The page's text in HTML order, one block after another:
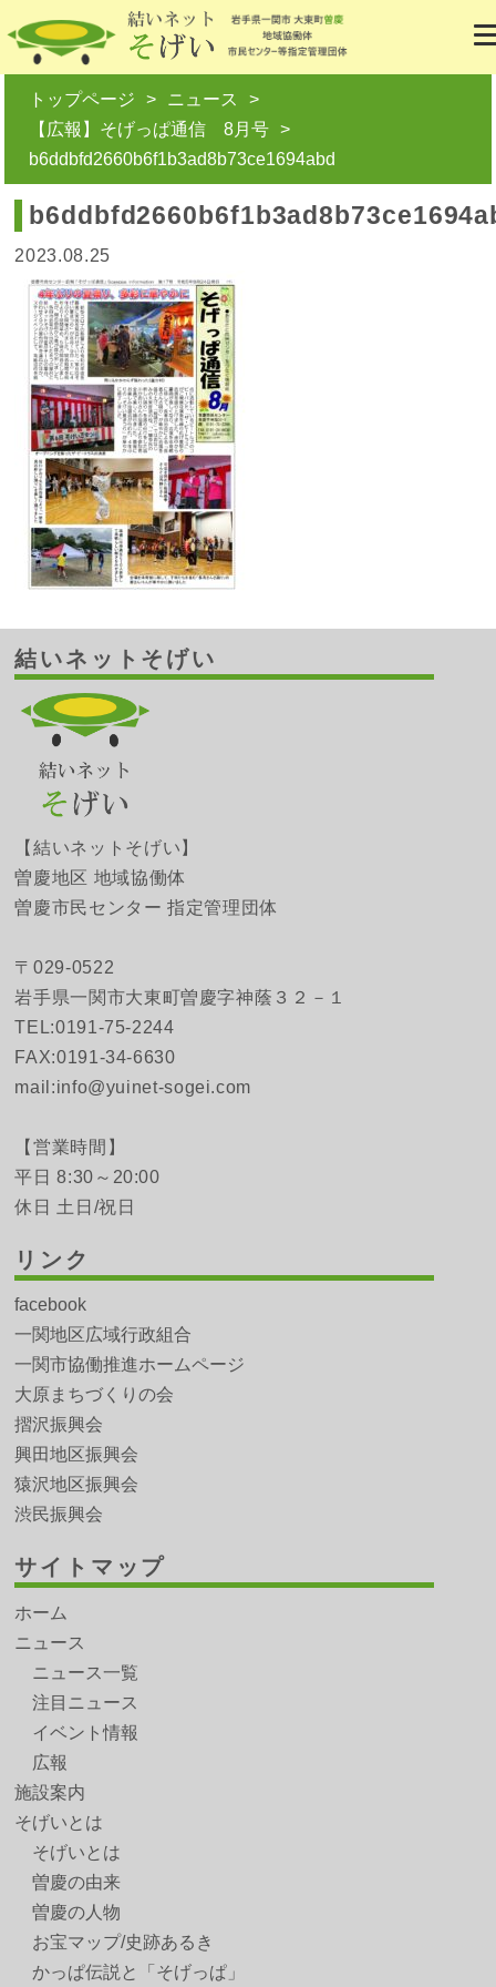
トップページ
ニュース
【広報】そげっぱ通信 8月号
b6ddbfd2660b6f1b3ad8b73ce1694abd
2023.08.25
結いネットそげい
【結いネットそげい】
曽慶地区 地域協働体
曽慶市民センター 指定管理団体
〒029-0522
岩手県一関市大東町曽慶字神蔭３２－１
TEL:0191-75-2244
FAX:0191-34-6630
mail:info@yuinet-sogei.com
【営業時間】
平日 8:30～20:00
休日 土日/祝日
リンク
facebook
一関地区広域行政組合
一関市協働推進ホームページ
大原まちづくりの会
摺沢振興会
興田地区振興会
猿沢地区振興会
渋民振興会
サイトマップ
ホーム
ニュース
ニュース一覧
注目ニュース
イベント情報
広報
施設案内
そげいとは
そげいとは
曽慶の由来
曽慶の人物
お宝マップ/史跡あるき
かっぱ伝説と「そげっぱ」